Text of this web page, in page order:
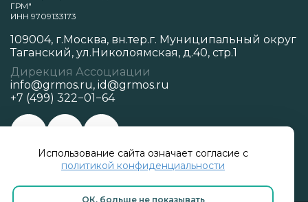
Использование сайта означает согласие с
политикой конфиденциальности
ОК, больше не показывать
ГРМ"
ИНН 9709133173
109004, г.Москва, вн.тер.г. Муниципальный округ
Таганский, ул.Николоямская, д.40, стр.1
Дирекция Ассоциации
info@grmos.ru, id@grmos.ru
+7 (499) 322−01−64
Политика конфиденциальности